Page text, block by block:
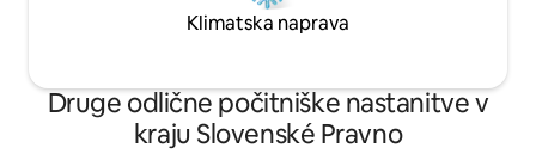
Klimatska naprava
Druge odlične počitniške nastanitve v
kraju Slovenské Pravno